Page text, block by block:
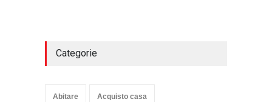
Categorie
Abitare Acquisto casa